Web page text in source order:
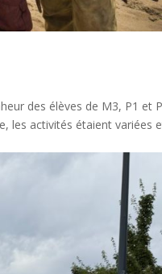
des élèves de M3, P1 et
les activités étaient variées